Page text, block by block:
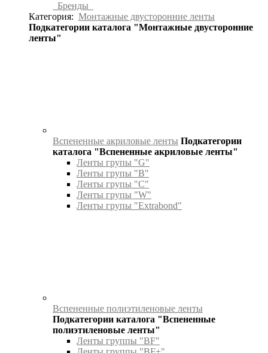
Бренды
Категория: Монтажные двусторонние ленты
Подкатегории каталога "Монтажные двусторонние
ленты"
Вспененные акриловые ленты Подкатегории
каталога "Вспененные акриловые ленты"
Ленты групы "G"
Ленты групы "B"
Ленты групы "C"
Ленты групы "W"
Ленты групы "Extrabond"
Вспененные полиэтиленовые ленты
Подкатегории каталога "Вспененные
полиэтиленовые ленты"
Ленты группы "BF"